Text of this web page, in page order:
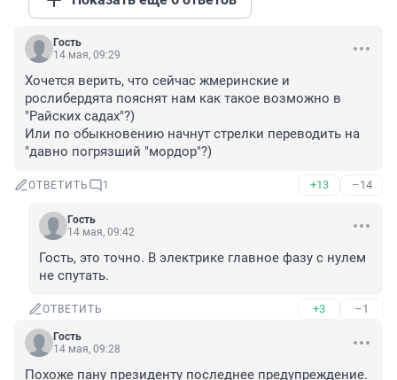
Гость
14 мая, 09:29
Хочется верить, что сейчас жмеринские и
рослибердята пояснят нам как такое возможно в
"Райских садах"?)
Или по обыкновению начнут стрелки переводить на
"давно погрязший "мордор"?)
ОТВЕТИТЬ 1 +13 –14
Гость
14 мая, 09:42
Гость, это точно. В электрике главное фазу с нулем
не спутать.
ОТВЕТИТЬ +3 –1
Гость
14 мая, 09:28
Похоже пану президенту последнее предупреждение.